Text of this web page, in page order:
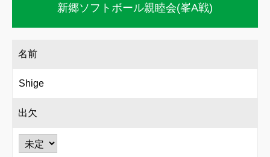
新郷ソフトボール親睦会(峯A戦)
名前
Shige
出欠